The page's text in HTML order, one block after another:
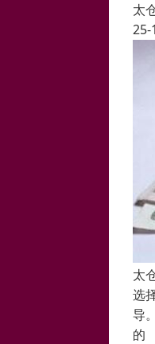
太
25-
太
选
导
的